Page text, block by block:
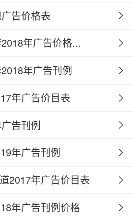
告价格表
年广告价格...
年广告刊例
年广告价目表
告刊例
年广告刊例
2017年广告价目表
年广告刊例价格